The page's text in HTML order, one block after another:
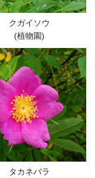
クガイソウ
(植物園)
タカネバラ